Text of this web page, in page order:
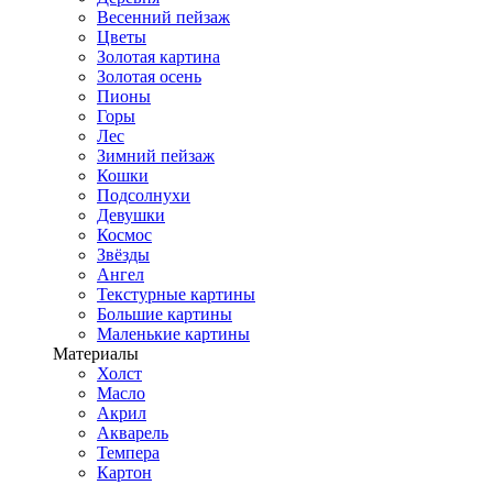
Весенний пейзаж
Цветы
Золотая картина
Золотая осень
Пионы
Горы
Лес
Зимний пейзаж
Кошки
Подсолнухи
Девушки
Космос
Звёзды
Ангел
Текстурные картины
Большие картины
Маленькие картины
Материалы
Холст
Масло
Акрил
Акварель
Темпера
Картон